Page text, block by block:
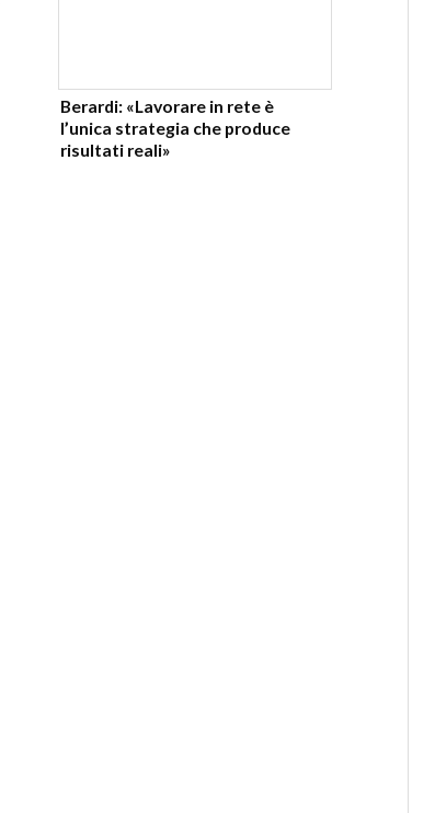
Berardi: «Lavorare in rete è
l’unica strategia che produce
risultati reali»